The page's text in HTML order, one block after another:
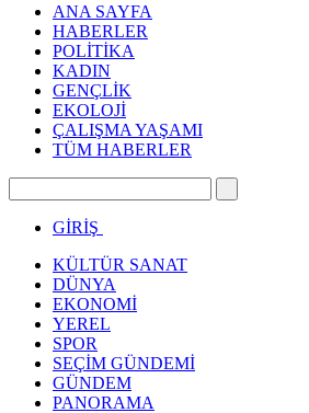
ANA SAYFA
HABERLER
POLİTİKA
KADIN
GENÇLİK
EKOLOJİ
ÇALIŞMA YAŞAMI
TÜM HABERLER
GİRİŞ
KÜLTÜR SANAT
DÜNYA
EKONOMİ
YEREL
SPOR
SEÇİM GÜNDEMİ
GÜNDEM
PANORAMA